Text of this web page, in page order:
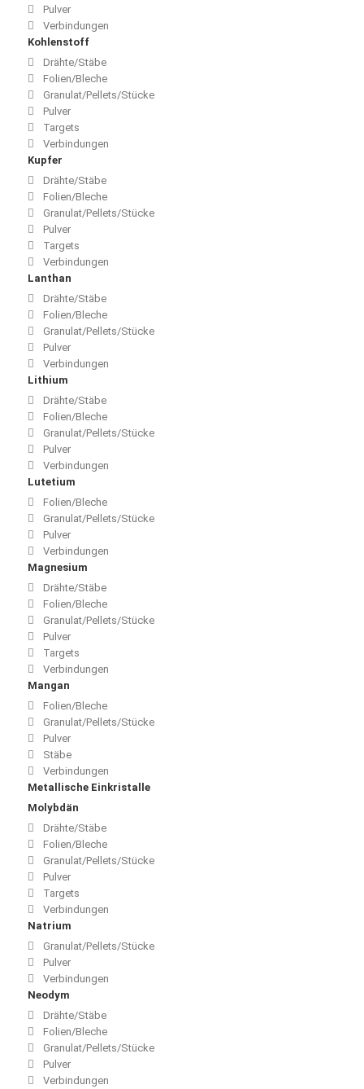
Pulver
Verbindungen
Kohlenstoff
Drähte/Stäbe
Folien/Bleche
Granulat/Pellets/Stücke
Pulver
Targets
Verbindungen
Kupfer
Drähte/Stäbe
Folien/Bleche
Granulat/Pellets/Stücke
Pulver
Targets
Verbindungen
Lanthan
Drähte/Stäbe
Folien/Bleche
Granulat/Pellets/Stücke
Pulver
Verbindungen
Lithium
Drähte/Stäbe
Folien/Bleche
Granulat/Pellets/Stücke
Pulver
Verbindungen
Lutetium
Folien/Bleche
Granulat/Pellets/Stücke
Pulver
Verbindungen
Magnesium
Drähte/Stäbe
Folien/Bleche
Granulat/Pellets/Stücke
Pulver
Targets
Verbindungen
Mangan
Folien/Bleche
Granulat/Pellets/Stücke
Pulver
Stäbe
Verbindungen
Metallische Einkristalle
Molybdän
Drähte/Stäbe
Folien/Bleche
Granulat/Pellets/Stücke
Pulver
Targets
Verbindungen
Natrium
Granulat/Pellets/Stücke
Pulver
Verbindungen
Neodym
Drähte/Stäbe
Folien/Bleche
Granulat/Pellets/Stücke
Pulver
Verbindungen